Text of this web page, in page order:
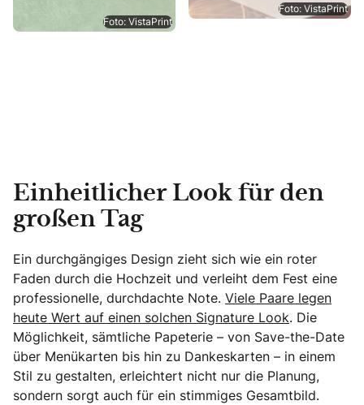
Foto: VistaPrint
Foto: VistaPrint
Einheitlicher Look für den
großen Tag
Ein durchgängiges Design zieht sich wie ein roter
Faden durch die Hochzeit und verleiht dem Fest eine
professionelle, durchdachte Note. Viele Paare legen
heute Wert auf einen solchen Signature Look. Die
Möglichkeit, sämtliche Papeterie – von Save-the-Date
über Menükarten bis hin zu Dankeskarten – in einem
Stil zu gestalten, erleichtert nicht nur die Planung,
sondern sorgt auch für ein stimmiges Gesamtbild.